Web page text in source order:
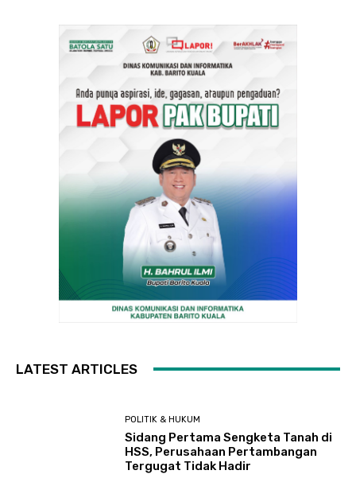
LATEST ARTICLES
POLITIK & HUKUM
Sidang Pertama Sengketa Tanah di
HSS, Perusahaan Pertambangan
Tergugat Tidak Hadir